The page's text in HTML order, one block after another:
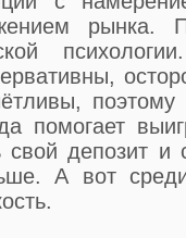
рынка.
помогает
свой депозит и
А вот